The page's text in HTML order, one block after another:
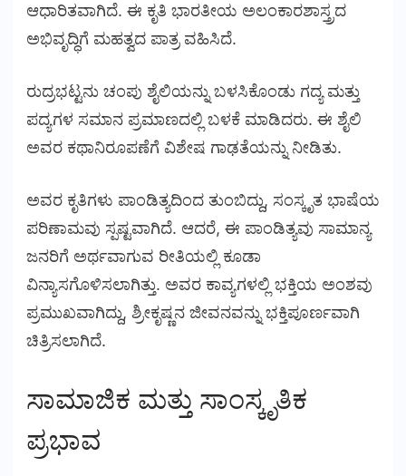
ಆಧಾರಿತವಾಗಿದೆ. ಈ ಕೃತಿ ಭಾರತೀಯ ಅಲಂಕಾರಶಾಸ್ತ್ರದ
ಅಭಿವೃದ್ಧಿಗೆ ಮಹತ್ವದ ಪಾತ್ರ ವಹಿಸಿದೆ.
ರುದ್ರಭಟ್ಟನು ಚಂಪು ಶೈಲಿಯನ್ನು ಬಳಸಿಕೊಂಡು ಗದ್ಯ ಮತ್ತು
ಪದ್ಯಗಳ ಸಮಾನ ಪ್ರಮಾಣದಲ್ಲಿ ಬಳಕೆ ಮಾಡಿದರು. ಈ ಶೈಲಿ
ಅವರ ಕಥಾನಿರೂಪಣೆಗೆ ವಿಶೇಷ ಗಾಢತೆಯನ್ನು ನೀಡಿತು.
ಅವರ ಕೃತಿಗಳು ಪಾಂಡಿತ್ಯದಿಂದ ತುಂಬಿದ್ದು, ಸಂಸ್ಕೃತ ಭಾಷೆಯ
ಪರಿಣಾಮವು ಸ್ಪಷ್ಟವಾಗಿದೆ. ಆದರೆ, ಈ ಪಾಂಡಿತ್ಯವು ಸಾಮಾನ್ಯ
ಜನರಿಗೆ ಅರ್ಥವಾಗುವ ರೀತಿಯಲ್ಲಿ ಕೂಡಾ
ವಿನ್ಯಾಸಗೊಳಿಸಲಾಗಿತ್ತು. ಅವರ ಕಾವ್ಯಗಳಲ್ಲಿ ಭಕ್ತಿಯ ಅಂಶವು
ಪ್ರಮುಖವಾಗಿದ್ದು, ಶ್ರೀಕೃಷ್ಣನ ಜೀವನವನ್ನು ಭಕ್ತಿಪೂರ್ಣವಾಗಿ
ಚಿತ್ರಿಸಲಾಗಿದೆ.
ಸಾಮಾಜಿಕ ಮತ್ತು ಸಾಂಸ್ಕೃತಿಕ
ಪ್ರಭಾವ